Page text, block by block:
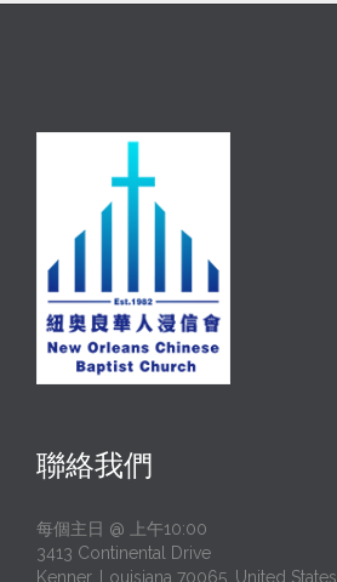
聯絡我們
每個主日 @ 上午10:00
3413 Continental Drive
Kenner, Louisiana 70065, United States